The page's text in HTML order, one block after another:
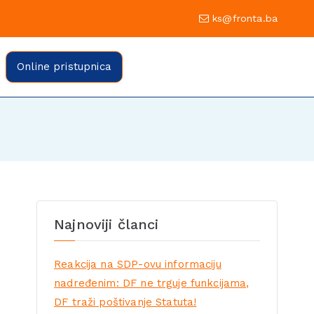
Sarajevo ks@fronta.ba
fronte Sarajevo
Online pristupnica
Najnoviji članci
Reakcija na SDP-ovu informaciju
nadređenim: DF ne trguje funkcijama,
DF traži poštivanje Statuta!